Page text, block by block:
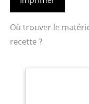
Où trouver le
recette ?